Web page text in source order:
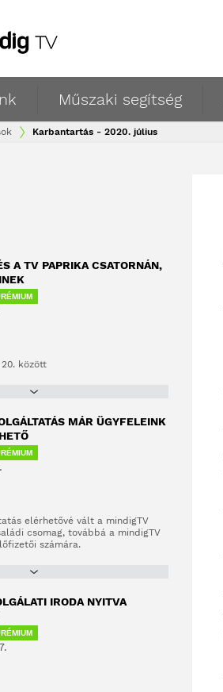
Műszaki segítség
Karbantartás - 2020. július
A TV PAPRIKA CSATORNÁN,
között
MÁR ÜGYFELEINK
elérhetővé vált a mindigTV
csomag, továbbá a mindigTV
számára.
IRODA NYITVA